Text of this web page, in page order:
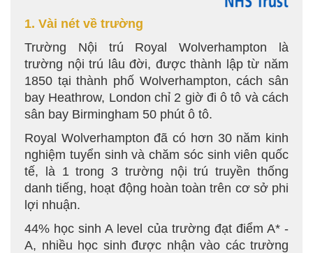
1. Vài nét về trường
Trường Nội trú Royal Wolverhampton là
trường nội trú lâu đời, được thành lập từ năm
1850 tại thành phố Wolverhampton, cách sân
bay Heathrow, London chỉ 2 giờ đi ô tô và cách
sân bay Birmingham 50 phút ô tô.
Royal Wolverhampton đã có hơn 30 năm kinh
nghiệm tuyển sinh và chăm sóc sinh viên quốc
tế, là 1 trong 3 trường nội trú truyền thống
danh tiếng, hoạt động hoàn toàn trên cơ sở phi
lợi nhuận.
44% học sinh A level của trường đạt điểm A* -
A, nhiều học sinh được nhận vào các trường